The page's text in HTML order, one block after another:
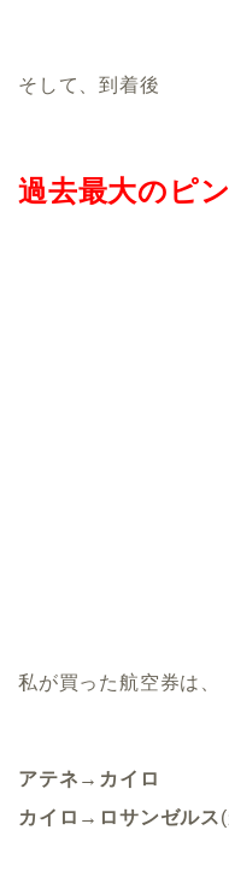
そして、到着後
過去最大のピ
私が買った航空券は、
アテネ→カイロ
カイロ→ロサンゼルス